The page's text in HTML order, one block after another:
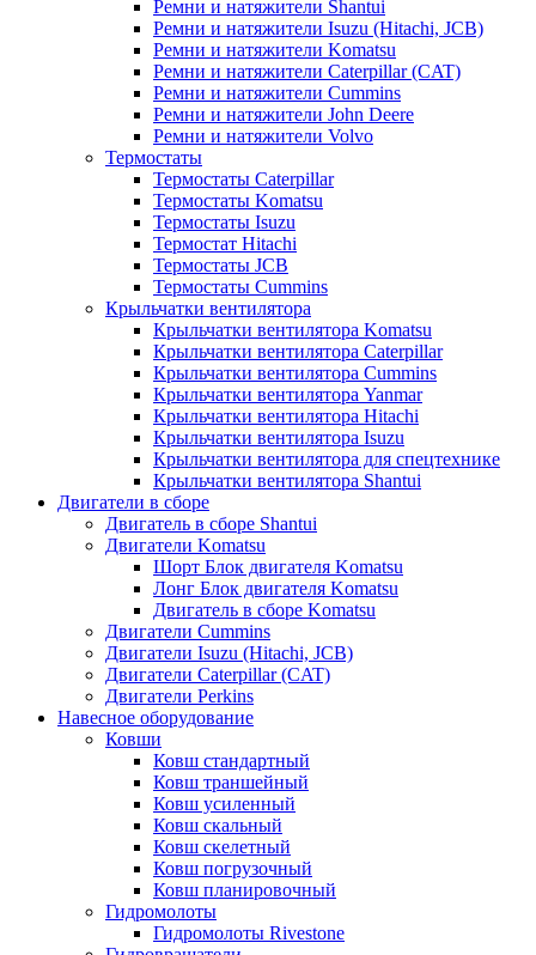
Ремни и натяжители Shantui
Ремни и натяжители Isuzu (Hitachi, JCB)
Ремни и натяжители Komatsu
Ремни и натяжители Caterpillar (CAT)
Ремни и натяжители Cummins
Ремни и натяжители John Deere
Ремни и натяжители Volvo
Термостаты
Термостаты Caterpillar
Термостаты Komatsu
Термостаты Isuzu
Термостат Hitachi
Термостаты JCB
Термостаты Cummins
Крыльчатки вентилятора
Крыльчатки вентилятора Komatsu
Крыльчатки вентилятора Caterpillar
Крыльчатки вентилятора Cummins
Крыльчатки вентилятора Yanmar
Крыльчатки вентилятора Hitachi
Крыльчатки вентилятора Isuzu
Крыльчатки вентилятора для спецтехнике
Крыльчатки вентилятора Shantui
Двигатели в сборе
Двигатель в сборе Shantui
Двигатели Komatsu
Шорт Блок двигателя Komatsu
Лонг Блок двигателя Komatsu
Двигатель в сборе Komatsu
Двигатели Cummins
Двигатели Isuzu (Hitachi, JCB)
Двигатели Caterpillar (CAT)
Двигатели Perkins
Навесное оборудование
Ковши
Ковш стандартный
Ковш траншейный
Ковш усиленный
Ковш скальный
Ковш скелетный
Ковш погрузочный
Ковш планировочный
Гидромолоты
Гидромолоты Rivestone